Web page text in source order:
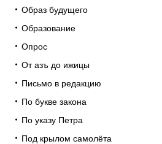
Образ будущего
Образование
Опрос
От азъ до ижицы
Письмо в редакцию
По букве закона
По указу Петра
Под крылом самолёта